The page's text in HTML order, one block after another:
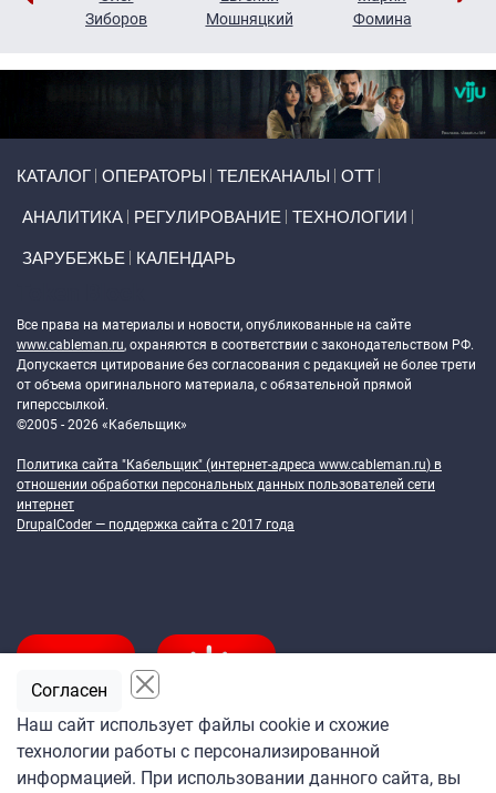
Зиборов
Мошняцкий
Фомина
КАТАЛОГ ОПЕРАТОРЫ ТЕЛЕКАНАЛЫ ОТТ
АНАЛИТИКА РЕГУЛИРОВАНИЕ ТЕХНОЛОГИИ
ЗАРУБЕЖЬЕ КАЛЕНДАРЬ
Все права на материалы и новости, опубликованные на сайте
www.cableman.ru, охраняются в соответствии с законодательством РФ.
Допускается цитирование без согласования с редакцией не более трети
от объема оригинального материала, с обязательной прямой
гиперссылкой.
©2005 - 2026 «Кабельщик»
Политика сайта "Кабельщик" (интернет-адреса www.cableman.ru) в
отношении обработки персональных данных пользователей сети
интернет
DrupalCoder — поддержка сайта c 2017 года
Подпишитесь
Наш сайт использует файлы cookie и схожие
технологии работы с персонализированной
информацией. При использовании данного сайта, вы
Согласен